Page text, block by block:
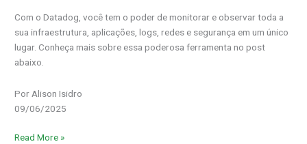
Com o Datadog, você tem o poder de monitorar e observar toda a
sua infraestrutura, aplicações, logs, redes e segurança em um único
lugar. Conheça mais sobre essa poderosa ferramenta no post
abaixo.
Por Alison Isidro
09/06/2025
Read More »